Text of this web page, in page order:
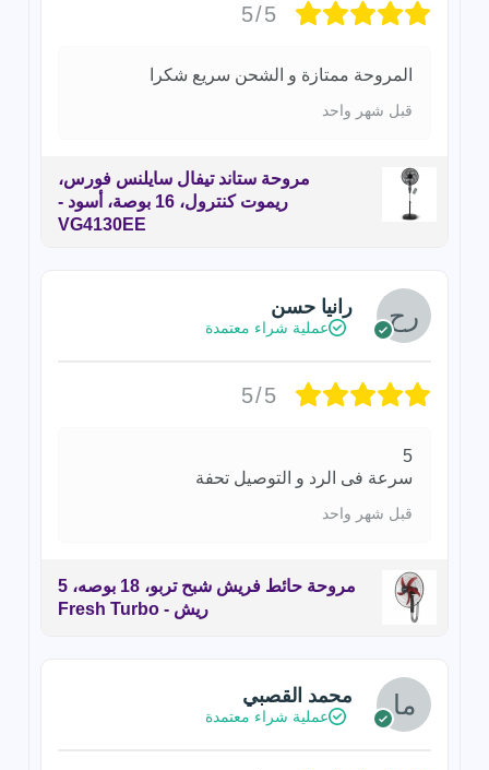
5/5
المروحة ممتازة و الشحن سريع شكرا
قبل شهر واحد
مروحة ستاند تيفال سايلنس فورس،
ريموت كنترول، 16 بوصة، أسود -
VG4130EE
رانيا حسن
عملية شراء معتمدة
5/5
5
سرعة فى الرد و التوصيل تحفة
قبل شهر واحد
مروحة حائط فريش شبح تربو، 18 بوصه، 5
ريش - Fresh Turbo
محمد القصبي
عملية شراء معتمدة